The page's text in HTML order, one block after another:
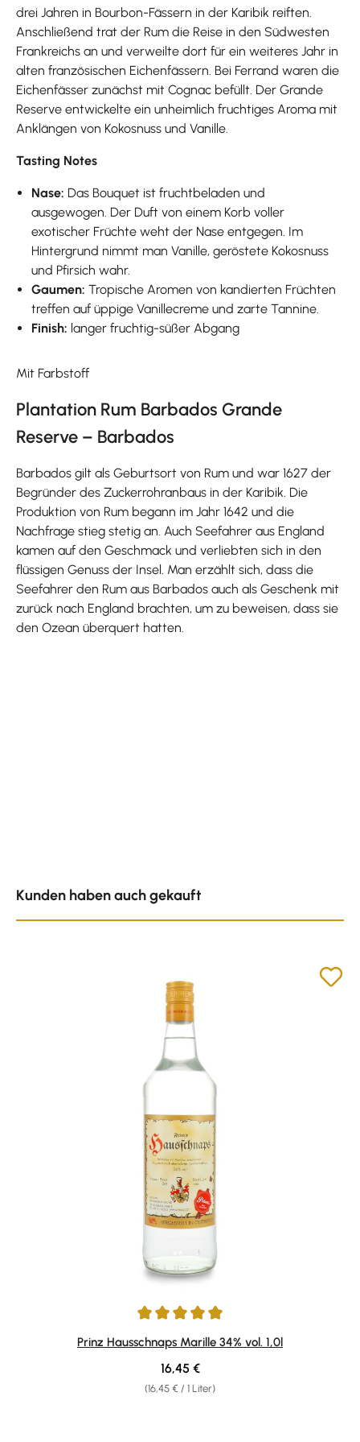
drei Jahren in Bourbon-Fässern in der Karibik reiften.
Anschließend trat der Rum die Reise in den Südwesten
Frankreichs an und verweilte dort für ein weiteres Jahr in
alten französischen Eichenfässern. Bei Ferrand waren die
Eichenfässer zunächst mit Cognac befüllt. Der Grande
Reserve entwickelte ein unheimlich fruchtiges Aroma mit
Anklängen von Kokosnuss und Vanille.
Tasting Notes
Nase: Das Bouquet ist fruchtbeladen und
ausgewogen. Der Duft von einem Korb voller
exotischer Früchte weht der Nase entgegen. Im
Hintergrund nimmt man Vanille, geröstete Kokosnuss
und Pfirsich wahr.
Gaumen: Tropische Aromen von kandierten Früchten
treffen auf üppige Vanillecreme und zarte Tannine.
Finish: langer fruchtig-süßer Abgang
Mit Farbstoff
Plantation Rum Barbados Grande
Reserve – Barbados
Barbados gilt als Geburtsort von Rum und war 1627 der
Begründer des Zuckerrohranbaus in der Karibik. Die
Produktion von Rum begann im Jahr 1642 und die
Nachfrage stieg stetig an. Auch Seefahrer aus England
kamen auf den Geschmack und verliebten sich in den
flüssigen Genuss der Insel. Man erzählt sich, dass die
Seefahrer den Rum aus Barbados auch als Geschenk mit
zurück nach England brachten, um zu beweisen, dass sie
den Ozean überquert hatten.
Kunden haben auch gekauft
Durchschnittliche Bewertung von 4.92 von 5 Sternen
Prinz Hausschnaps Marille 34% vol. 1,0l
(16,45 € / 1 Liter)
Regulärer Preis:
16,45 €